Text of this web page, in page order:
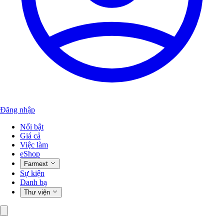
Đăng nhập
Nổi bật
Giá cả
Việc làm
eShop
Farmext
Sự kiện
Danh bạ
Thư viện